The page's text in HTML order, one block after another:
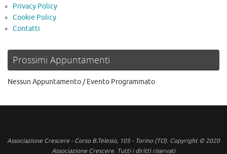
Privacy Policy
Cookie Policy
Contatti
Prossimi Appuntamenti
Nessun Appuntamento / Evento Programmato
Associazione Crescere - Corso B.Telesio, 105 - Torino (TO). Copyright © 2020
Associazione Crescere. Tutti i diritti riservati